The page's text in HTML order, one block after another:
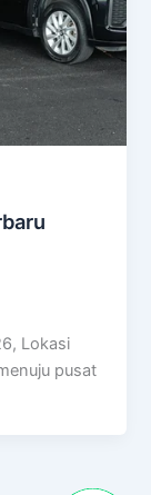
Lokasi
pusat